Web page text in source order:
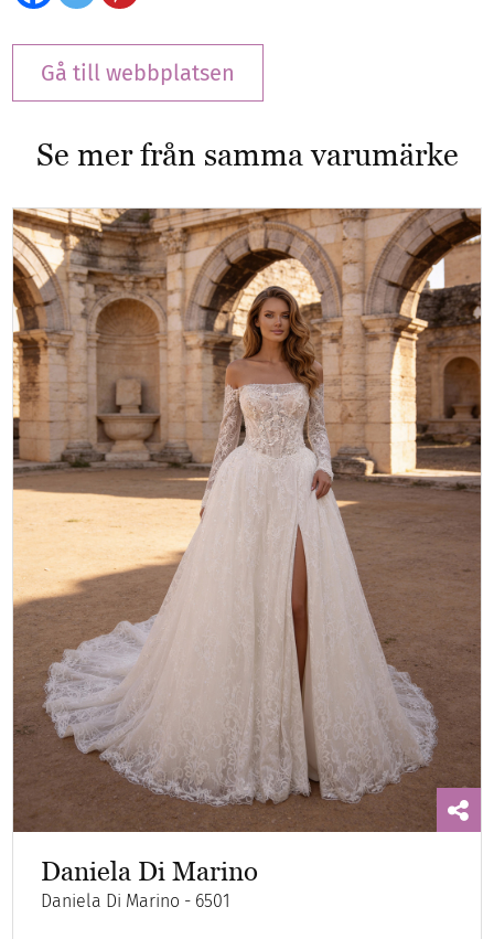
Gå till webbplatsen
Se mer från samma varumärke
Daniela Di Marino
Daniela Di Marino - 6501